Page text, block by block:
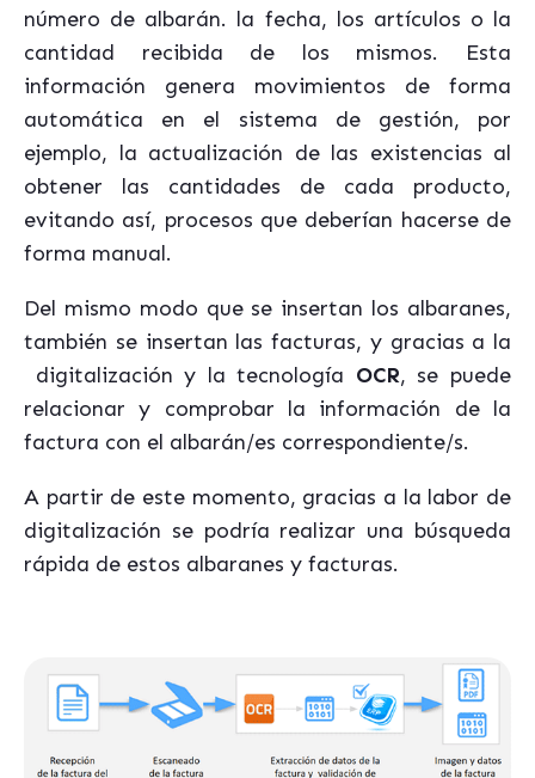
número de albarán. la fecha, los artículos o la
cantidad recibida de los mismos. Esta
información genera movimientos de forma
automática en el sistema de gestión, por
ejemplo, la actualización de las existencias al
obtener las cantidades de cada producto,
evitando así, procesos que deberían hacerse de
forma manual.
Del mismo modo que se insertan los albaranes,
también se insertan las facturas, y gracias a la
digitalización y la tecnología OCR, se puede
relacionar y comprobar la información de la
factura con el albarán/es correspondiente/s.
A partir de este momento, gracias a la labor de
digitalización se podría realizar una búsqueda
rápida de estos albaranes y facturas.